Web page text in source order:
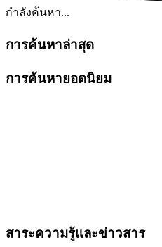
กำลังค้นหา...
การค้นหาล่าสุด
การค้นหายอดนิยม
สาระความรู้และข่าวสาร